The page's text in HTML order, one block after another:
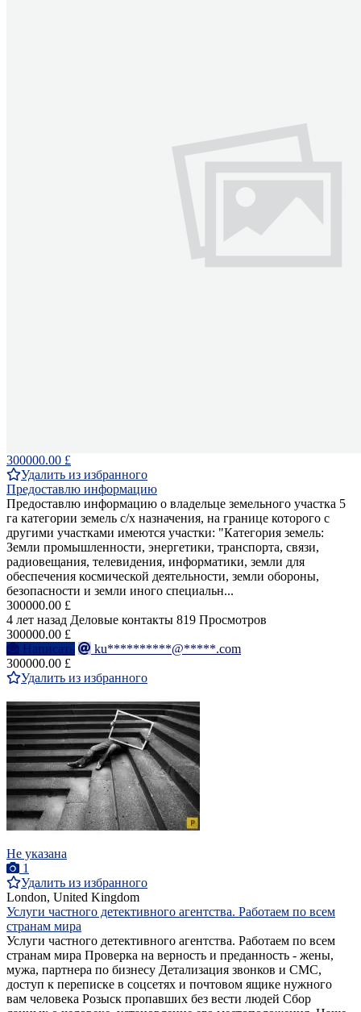
300000.00 £
Удалить из избранного
Предоставлю информацию
Предоставлю информацию о владельце земельного участка 5
га категории земель с/х назначения, на границе которого с
другими участками имеются участки: "Категория земель:
Земли промышленности, энергетики, транспорта, связи,
радиовещания, телевидения, информатики, земли для
обеспечения космической деятельности, земли обороны,
безопасности и земли иного специальн...
300000.00 £
4 лет назад Деловые контакты 819 Просмотров
300000.00 £
Написать
ku**********@*****.com
300000.00 £
Удалить из избранного
Не указана
1
Удалить из избранного
London, United Kingdom
Услуги частного детективного агентства. Работаем по всем
странам мира
Услуги частного детективного агентства. Работаем по всем
странам мира Проверка на верность и преданность - жены,
мужа, партнера по бизнесу Детализация звонков и СМС,
доступ к переписке в соцсетях и почтовом ящике нужного
вам человека Розыск пропавших без вести людей Сбор